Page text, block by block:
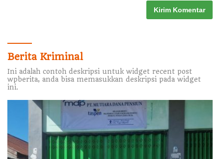
Berita Kriminal
Ini adalah contoh deskripsi untuk widget recent post
wpberita, anda bisa memasukkan deskripsi pada widget
ini.